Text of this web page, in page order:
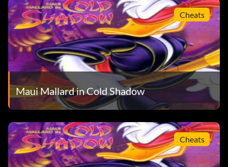
Cheats
Maui Mallard in Cold Shadow
Cheats